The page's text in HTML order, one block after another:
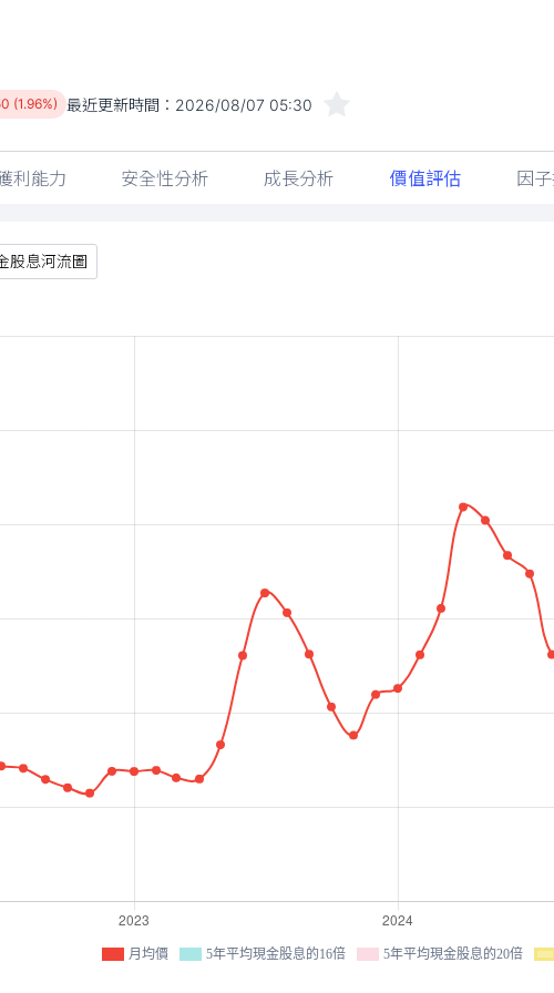
(1.96%) 最近更新時間： 2026/08/07 05:30
利能力 安全性分析 成長分析 價值評估 因
股息河流圖
月均價 5年平均現金股息的16倍 5年平均現金股息的20倍